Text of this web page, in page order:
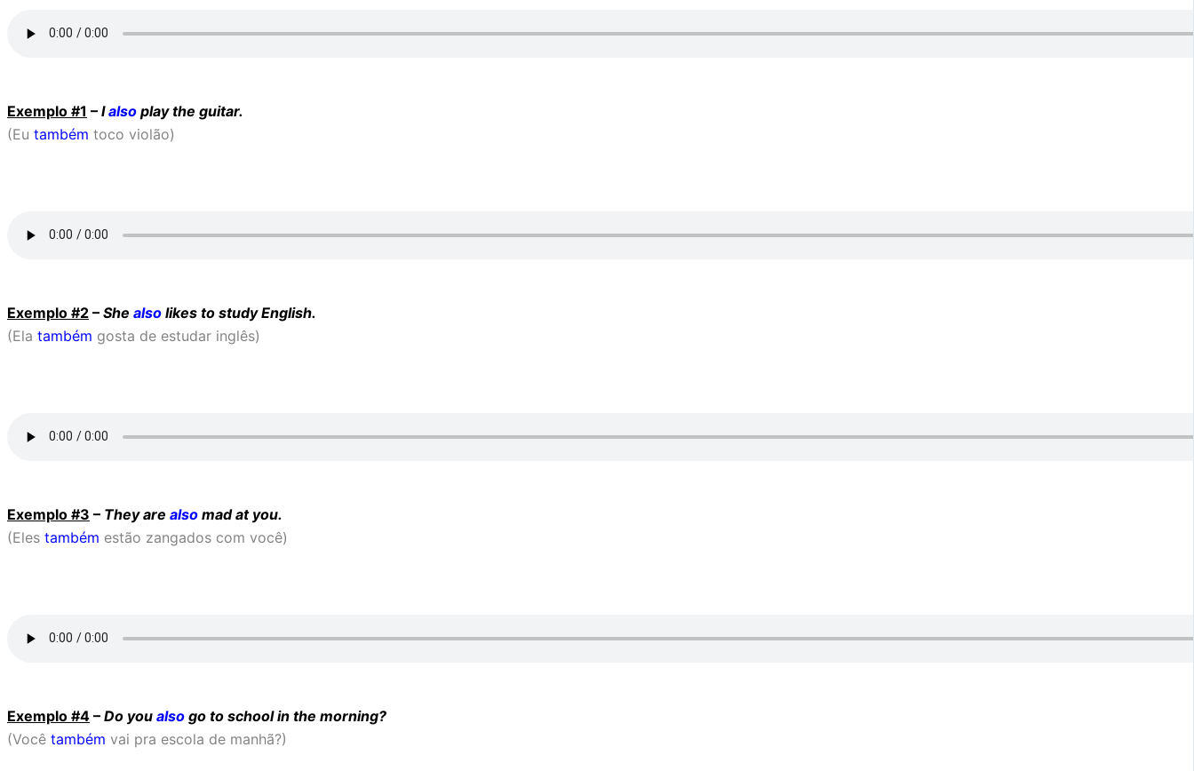
Exemplo #1 – Ialso play the guitar.
(Eu também toco violão)
Exemplo #2 – She also likes to study English.
(Ela também gosta de estudar inglês)
Exemplo #3 – They are also mad at you.
(Eles também estão zangados com você)
Exemplo #4 – Do you also go to school in the morning?
(Você também vai pra escola de manhã?)